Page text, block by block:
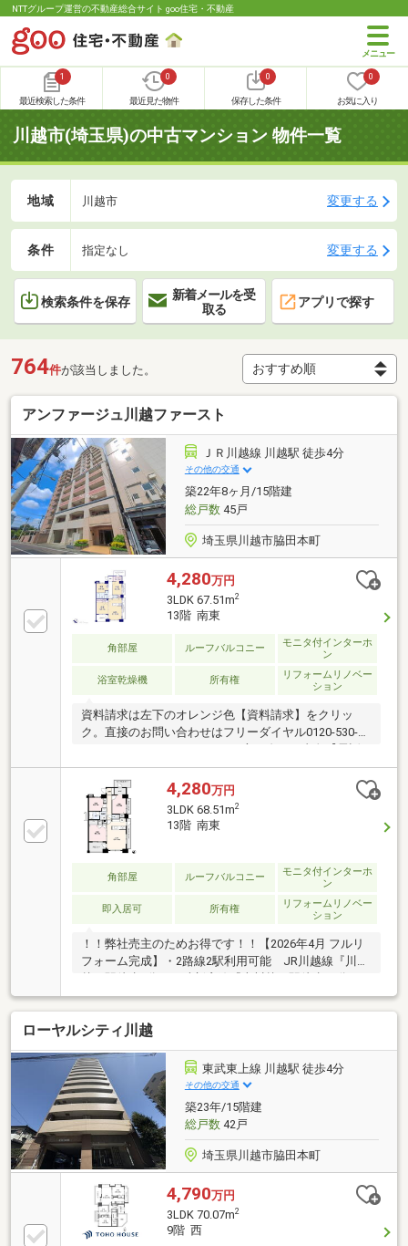
NTTグループ運営の不動産総合サイト goo住宅・不動産
1
最近検索した条件
0
最近見た物件
0
保存した条件
0
お気に入り
川越市(埼玉県)の中古マンション 物件一覧
地域 川越市 変更する
条件 指定なし 変更する
検索条件を保存
新着メールを受
取る
アプリで探す
764件が該当しました。
アンファージュ川越ファースト
ＪＲ川越線 川越駅 徒歩4分
その他の交通
築22年8ヶ月/15階建
総戸数45戸
埼玉県川越市脇田本町
4,280万円
3LDK 67.51m2
13階 南東
角部屋 ルーフバルコニー
モニタ付インターホ
ン
浴室乾燥機 所有権
リフォームリノベー
ション
資料請求は左下のオレンジ色【資料請求】をクリッ
ク。直接のお問い合わせはフリーダイヤル0120-530-
077まで。（スマートフォンの方は右下の青色【電話
で問い合わせ】をクリック）☆テレビで紹介された
【やどかリッチ】使えます！豊かに過ごすには【イン
テリア】家具や家電と【エクステリア】カーポートや
楽しめる庭、この充実度で変わってきます。これらを
一括で購入でき、その代金を住宅ローンに組み込むこ
とが可能なサービス、それがやどかリッチです。
4,280万円
3LDK 68.51m2
13階 南東
角部屋 ルーフバルコニー
モニタ付インターホ
ン
即入居可 所有権
リフォームリノベー
ション
！！弊社売主のためお得です！！【2026年4月 フルリ
フォーム完成】・2路線2駅利用可能 JR川越線『川
越』駅徒歩4分 西武新宿線『本川越』駅徒歩15分
物件手前まで屋根付きの陸橋があるため、駅からほぼ
傘なしで歩けます♪・都心へのアクセスが良好な人気
エリアです！・近くに遊具のある公園が新しく出来ま
した♪子供とも安全に遊べます♪・ペット相談可能！・
スーパー・商業施設すぐ♪・小学校徒歩10分圏内♪～リ
フォーム内容～全室クロス張替・フローリング上貼・
システムキッチン交換・建具交換浴室交換・洗濯パン
交換・洗面台交換・トイレ交換 等
ローヤルシティ川越
東武東上線 川越駅 徒歩4分
その他の交通
築23年/15階建
総戸数42戸
埼玉県川越市脇田本町
4,790万円
3LDK 70.07m2
9階 西